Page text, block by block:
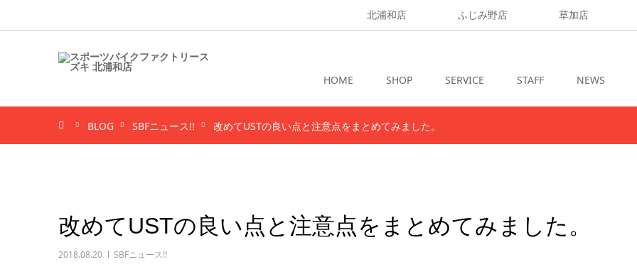
北浦和店 ふじみ野店 草加店
HOME SHOP SERVICE STAFF NEWS
BLOG SBFニュース!! 改めてUSTの良い点と注意点をまとめてみました。
改めてUSTの良い点と注意点をまとめてみました。
2018.08.20 SBFニュース!!